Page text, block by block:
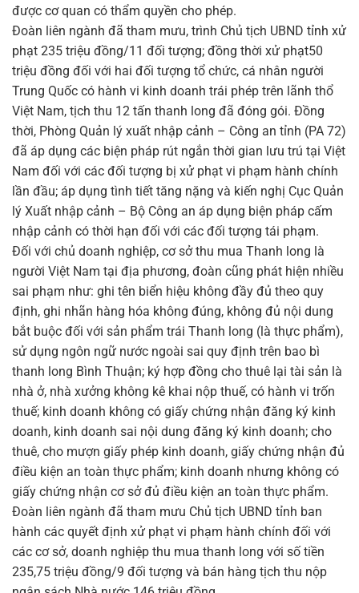
được cơ quan có thẩm quyền cho phép.
Đoàn liên ngành đã tham mưu, trình Chủ tịch UBND tỉnh xử
phạt 235 triệu đồng/11 đối tượng; đồng thời xử phạt50
triệu đồng đối với hai đối tượng tổ chức, cá nhân người
Trung Quốc có hành vi kinh doanh trái phép trên lãnh thổ
Việt Nam, tịch thu 12 tấn thanh long đã đóng gói. Đồng
thời, Phòng Quản lý xuất nhập cảnh – Công an tỉnh (PA 72)
đã áp dụng các biện pháp rút ngắn thời gian lưu trú tại Việt
Nam đối với các đối tượng bị xử phạt vi phạm hành chính
lần đầu; áp dụng tình tiết tăng nặng và kiến nghị Cục Quản
lý Xuất nhập cảnh – Bộ Công an áp dụng biện pháp cấm
nhập cảnh có thời hạn đối với các đối tượng tái phạm.
Đối với chủ doanh nghiệp, cơ sở thu mua Thanh long là
người Việt Nam tại địa phương, đoàn cũng phát hiện nhiều
sai phạm như: ghi tên biển hiệu không đầy đủ theo quy
định, ghi nhãn hàng hóa không đúng, không đủ nội dung
bắt buộc đối với sản phẩm trái Thanh long (là thực phẩm),
sử dụng ngôn ngữ nước ngoài sai quy định trên bao bì
thanh long Bình Thuận; ký hợp đồng cho thuê lại tài sản là
nhà ở, nhà xưởng không kê khai nộp thuế, có hành vi trốn
thuế; kinh doanh không có giấy chứng nhận đăng ký kinh
doanh, kinh doanh sai nội dung đăng ký kinh doanh; cho
thuê, cho mượn giấy phép kinh doanh, giấy chứng nhận đủ
điều kiện an toàn thực phẩm; kinh doanh nhưng không có
giấy chứng nhận cơ sở đủ điều kiện an toàn thực phẩm.
Đoàn liên ngành đã tham mưu Chủ tịch UBND tỉnh ban
hành các quyết định xử phạt vi phạm hành chính đối với
các cơ sở, doanh nghiệp thu mua thanh long với số tiền
235,75 triệu đồng/9 đối tượng và bán hàng tịch thu nộp